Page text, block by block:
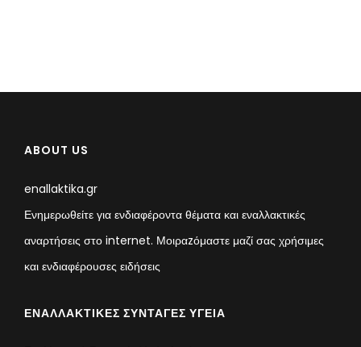
ABOUT US
enallaktika.gr
Ενημερωθείτε για ενδιαφέροντα θέματα και εναλλακτικές
αναρτήσεις στο internet. Μοιραzόμαστε μαζί σας χρήσιμες
και ενδιαφέρουσες ειδήσεις
ΕΝΑΛΛΑΚΤΙΚΈΣ ΣΥΝΤΑΓΈΣ ΥΓΕΊΑ